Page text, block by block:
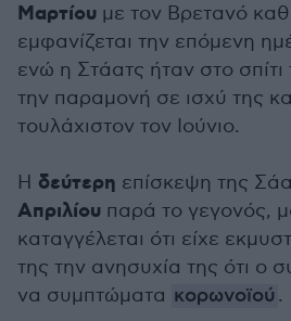
Μαρτίου με τον Βρετανό
εμφανίζεται την επόμενη
ενώ η Στάατς ήταν στο σπίτι
την παραμονή σε ισχύ της
τουλάχιστον τον Ιούνιο.
Η δεύτερη επίσκεψη της
Απριλίου παρά το γεγονός,
καταγγέλεται ότι είχε
της την ανησυχία της ότι ο
να συμπτώματα κορωνοϊού .